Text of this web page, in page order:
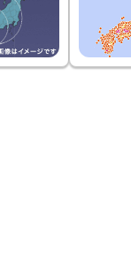
付近）
市五味ヶ谷 鶴ヶ島
上野 嵐山町 埼